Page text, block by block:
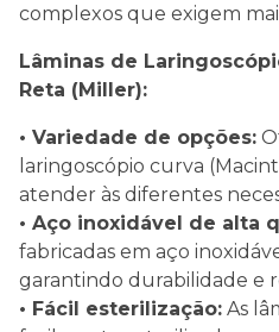
complexos que exigem
Lâminas de
Reta (Miller):
• Variedade de opções:
laringoscópio curva
atender às diferentes
• Aço inoxidável de alta
fabricadas em aço
garantindo durabilidade e
• Fácil esterilização: As